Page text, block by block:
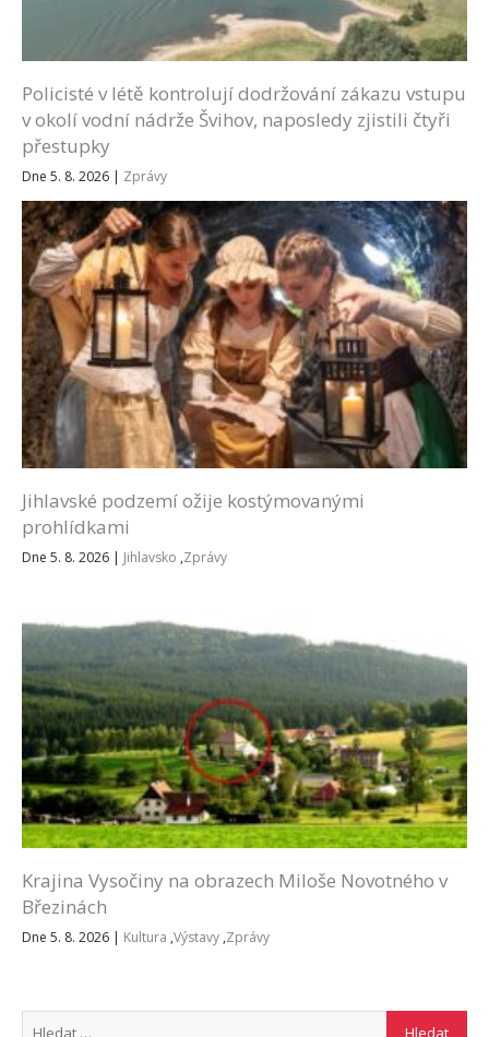
Policisté v létě kontrolují dodržování zákazu vstupu
v okolí vodní nádrže Švihov, naposledy zjistili čtyři
přestupky
Dne 5. 8. 2026 | Zprávy
Jihlavské podzemí ožije kostýmovanými
prohlídkami
Dne 5. 8. 2026 | Jihlavsko ,Zprávy
Krajina Vysočiny na obrazech Miloše Novotného v
Březinách
Dne 5. 8. 2026 | Kultura ,Výstavy ,Zprávy